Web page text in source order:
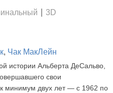
3D
, Чак МакЛейн
истории Альберта ДеСальво,
свои
минимум двух лет — с 1962 по